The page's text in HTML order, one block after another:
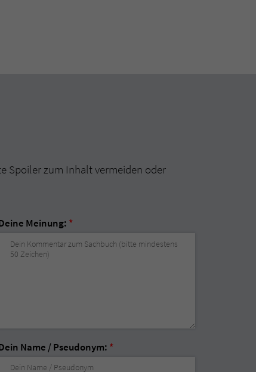
Spoiler zum Inhalt vermeiden oder
Meinung: *
Name / Pseudonym: *